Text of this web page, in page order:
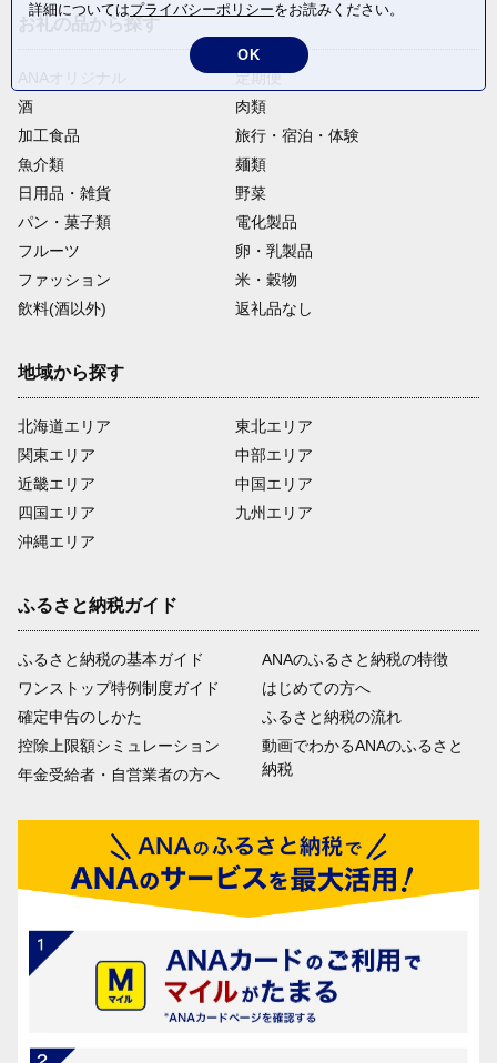
定期便
酒
肉類
加工食品
旅行・宿泊・体験
魚介類
麺類
日用品・雑貨
野菜
パン・菓子類
電化製品
フルーツ
卵・乳製品
ファッション
米・穀物
飲料(酒以外)
返礼品なし
地域から探す
北海道エリア
関東エリア
近畿エリア
四国エリア
沖縄エリア
東北エリア
中部エリア
中国エリア
九州エリア
ふるさと納税ガイド
ふるさと納税の基本ガイド
ワンストップ特例制度ガイド
確定申告のしかた
控除上限額シミュレーション
年金受給者・自営業者の方へ
ANAのふるさと納税の特徴
はじめての方へ
ふるさと納税の流れ
動画でわかるANAのふるさと
納税
詳細についてはプライバシーポリシーをお読みください。
OK